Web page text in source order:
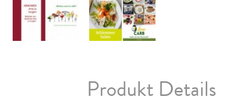
Produkt Details